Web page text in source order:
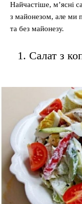
Найчастіше, м’ясні
з майонезом, але ми
та без майонезу.
1. Салат з